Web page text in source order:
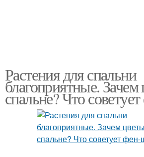
Растения для спальни
благоприятные. Зачем
спальне? Что